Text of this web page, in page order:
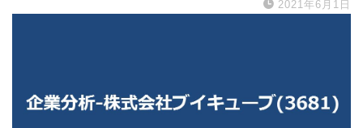
2021年6月1日